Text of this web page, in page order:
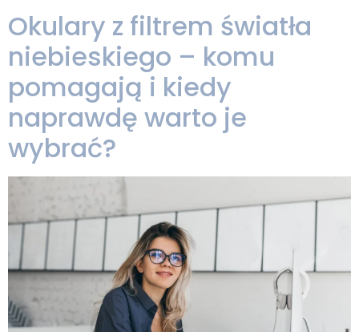
Okulary z filtrem światła
niebieskiego – komu
pomagają i kiedy
naprawdę warto je
wybrać?